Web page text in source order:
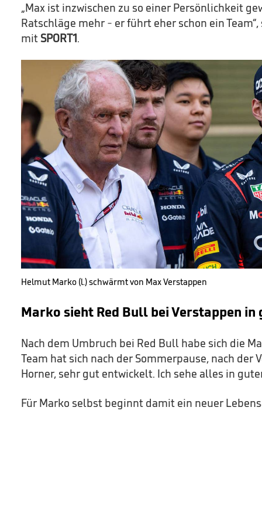
„Max ist inzwischen zu so einer Persönlichkeit
Ratschläge mehr - er führt eher schon ein
mit SPORT1.
Helmut Marko (l.) schwärmt von Max Verstappen
Marko sieht Red Bull bei Verstappen in
Nach dem Umbruch bei Red Bull habe sich die
Team hat sich nach der Sommerpause, nach der
Horner, sehr gut entwickelt. Ich sehe alles in
Für Marko selbst beginnt damit ein neuer